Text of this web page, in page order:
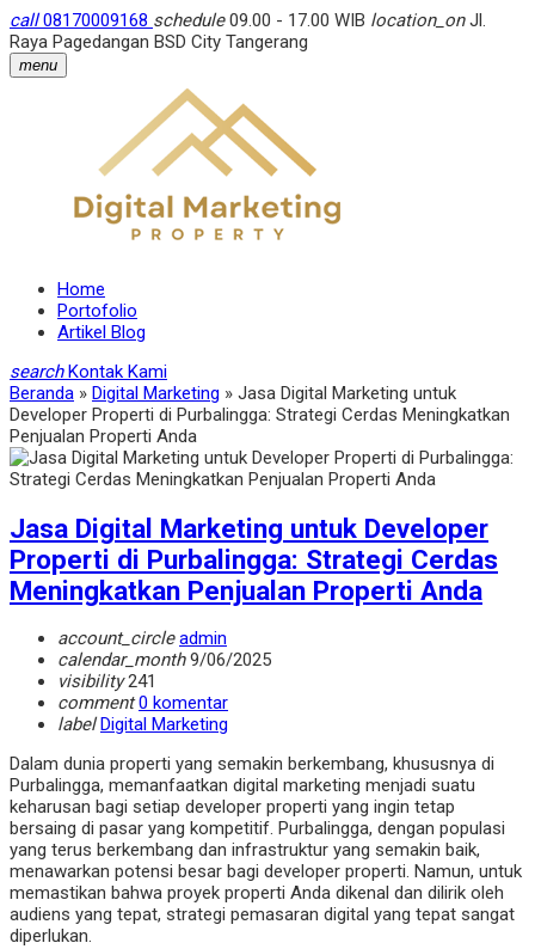
call08170009168 schedule09.00 - 17.00 WIB location_onJl.
Raya Pagedangan BSD City Tangerang
menu
Home
Portofolio
Artikel Blog
search Kontak Kami
Beranda » Digital Marketing » Jasa Digital Marketing untuk
Developer Properti di Purbalingga: Strategi Cerdas Meningkatkan
Penjualan Properti Anda
Jasa Digital Marketing untuk Developer
Properti di Purbalingga: Strategi Cerdas
Meningkatkan Penjualan Properti Anda
account_circle admin
calendar_month9/06/2025
visibility241
comment 0 komentar
label Digital Marketing
Dalam dunia properti yang semakin berkembang, khususnya di
Purbalingga, memanfaatkan digital marketing menjadi suatu
keharusan bagi setiap developer properti yang ingin tetap
bersaing di pasar yang kompetitif. Purbalingga, dengan populasi
yang terus berkembang dan infrastruktur yang semakin baik,
menawarkan potensi besar bagi developer properti. Namun, untuk
memastikan bahwa proyek properti Anda dikenal dan dilirik oleh
audiens yang tepat, strategi pemasaran digital yang tepat sangat
diperlukan.